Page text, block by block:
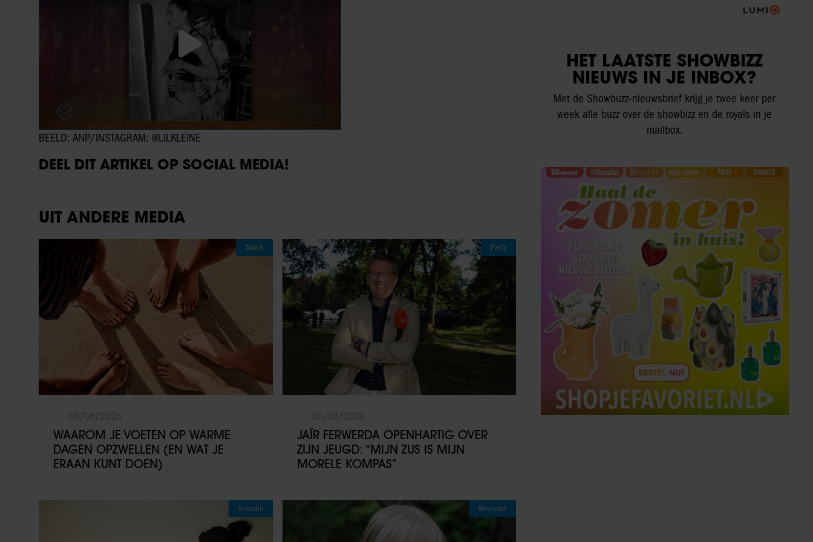
BEELD: ANP/INSTAGRAM: @LILKLEINE
DEEL DIT ARTIKEL OP SOCIAL MEDIA!
UIT ANDERE MEDIA
Sante
WAAROM JE VOETEN OP WARME
DAGEN OPZWELLEN (EN WAT JE
ERAAN KUNT DOEN)
Party
JAÏR FERWERDA OPENHARTIG OVER
ZIJN JEUGD: “MIJN ZUS IS MIJN
MORELE KOMPAS”
Vriendin Weekend
HET LAATSTE SHOWBIZZ
NIEUWS IN JE INBOX?
Met de Showbuzz-nieuwsbrief krijg je twee keer per
week alle buzz over de showbizz en de royals in je
mailbox.